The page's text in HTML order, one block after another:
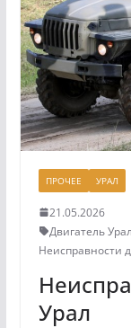
ПРОЧЕЕ УРАЛ
21.05.2026
Двигатель Урал
Неисправности
Урал